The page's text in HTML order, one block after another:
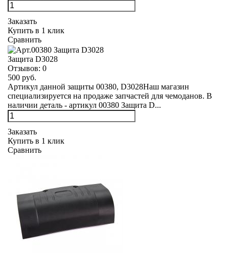
Заказать
Купить в 1 клик
Сравнить
Защита D3028
Отзывов: 0
500 руб.
Артикул данной защиты 00380, D3028Наш магазин
специализируется на продаже запчастей для чемоданов. В
наличии деталь - артикул 00380 Защита D...
Заказать
Купить в 1 клик
Сравнить